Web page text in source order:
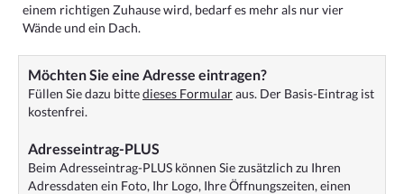
einem richtigen Zuhause wird, bedarf es mehr als nur vier
Wände und ein Dach.
Möchten Sie eine Adresse eintragen?
Füllen Sie dazu bittedieses Formularaus. Der Basis-Eintrag ist
kostenfrei.
Adresseintrag-PLUS
Beim Adresseintrag-PLUS können Sie zusätzlich zu Ihren
Adressdaten ein Foto, Ihr Logo, Ihre Öffnungszeiten, einen